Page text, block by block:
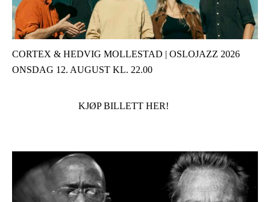
CORTEX & HEDVIG MOLLESTAD | OSLOJAZZ 2026
ONSDAG 12. AUGUST KL. 22.00
KJØP BILLETT HER!